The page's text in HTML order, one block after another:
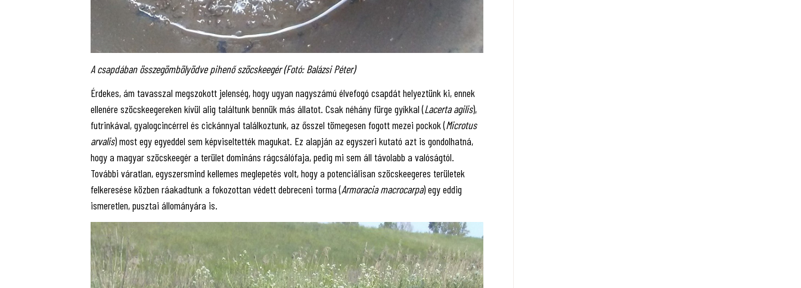
A csapdában összegömbölyödve pihenő szöcskeegér (Fotó: Balázsi Péter)
Érdekes, ám tavasszal megszokott jelenség, hogy ugyan nagyszámú élvefogó csapdát helyeztünk ki, ennek
ellenére szöcskeegereken kívül alig találtunk bennük más állatot. Csak néhány fürge gyíkkal (Lacerta agilis),
futrinkával, gyalogcincérrel és cickánnyal találkoztunk, az ősszel tömegesen fogott mezei pockok (Microtus
arvalis) most egy egyeddel sem képviseltették magukat. Ez alapján az egyszeri kutató azt is gondolhatná,
hogy a magyar szöcskeegér a terület domináns rágcsálófaja, pedig mi sem áll távolabb a valóságtól.
További váratlan, egyszersmind kellemes meglepetés volt, hogy a potenciálisan szöcskeegeres területek
felkeresése közben ráakadtunk a fokozottan védett debreceni torma (Armoracia macrocarpa) egy eddig
ismeretlen, pusztai állományára is.